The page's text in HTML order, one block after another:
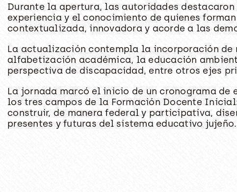
Durante la apertura, las autoridades
experiencia y el conocimiento de quienes
contextualizada, innovadora y acorde a las
La actualización contempla la incorporación
alfabetización académica, la educación
perspectiva de discapacidad, entre otros ejes
La jornada marcó el inicio de un cronograma de
los tres campos de la Formación Docente
construir, de manera federal y participativa,
presentes y futuras del sistema educativo jujeño.